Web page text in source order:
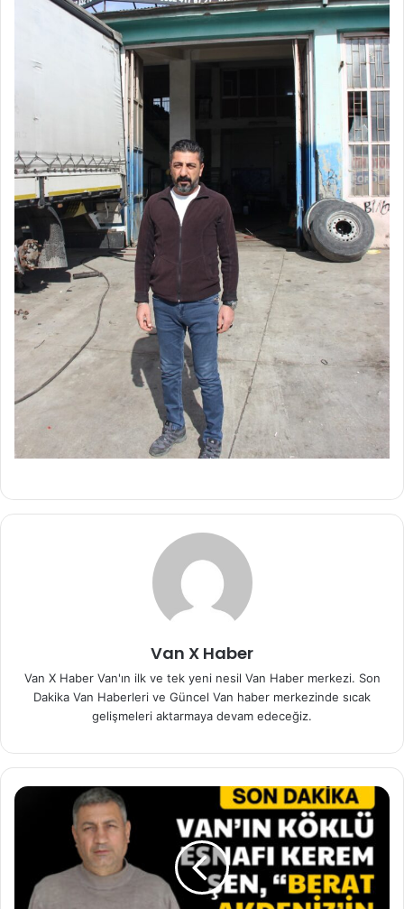
Van X Haber
Van X Haber Van'ın ilk ve tek yeni nesil Van Haber merkezi. Son
Dakika Van Haberleri ve Güncel Van haber merkezinde sıcak
gelişmeleri aktarmaya devam edeceğiz.